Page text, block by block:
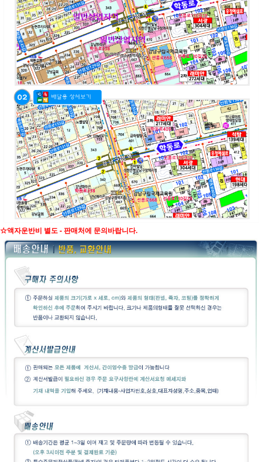
☆액자운반비 별도 - 판매처에 문의바랍니다.